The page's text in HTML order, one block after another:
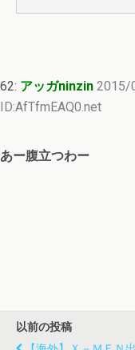
62: アッガninzin 2015/
ID:AfTfmEAQ0.net
あー腹立つわー
以前の投稿